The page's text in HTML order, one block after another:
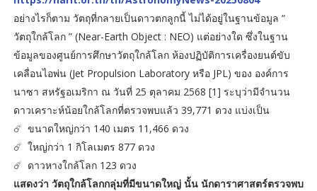
อย่างไรก็ตาม วัตถุที่กลายเป็นดาวตกลูกนี้ ไม่ได้อยู่ในฐานข้อมูล “
วัตถุใกล้โลก ” (Near-Earth Object : NEO) แต่อย่างใด ซึ่งในฐาน
ข้อมูลของศูนย์การศึกษาวัตถุใกล้โลก ห้องปฏิบัติการเครื่องยนต์ขับ
เคลื่อนไอพ่น (Jet Propulsion Laboratory หรือ JPL) ของ องค์การ
นาซา สหรัฐอเมริกา ณ วันที่ 25 ตุลาคม 2568 [1] ระบุว่ามีจำนวน
ดาวเคราะห์น้อยใกล้โลกที่ตรวจพบแล้ว 39,771 ดวง แบ่งเป็น
☄️ ขนาดใหญ่กว่า 140 เมตร 11,466 ดวง
☄️ ใหญ่กว่า 1 กิโลเมตร 877 ดวง
☄️ ดาวหางใกล้โลก 123 ดวง
แสดงว่า วัตถุใกล้โลกกลุ่มที่มีขนาดใหญ่ นั้น นักดาราศาสตร์ตรวจพบ